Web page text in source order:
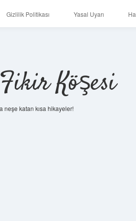
Gizlilik Politikası Yasal Uyarı
Köşesi
neşe katan kısa hikayeler!